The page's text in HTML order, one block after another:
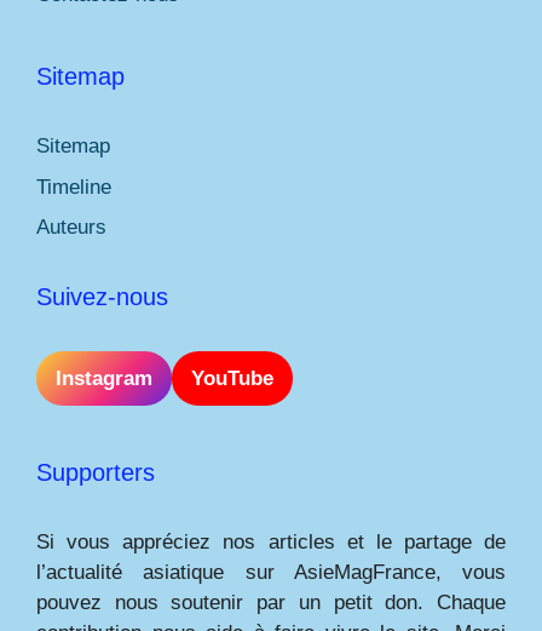
Sitemap
Sitemap
Timeline
Auteurs
Suivez-nous
Instagram YouTube
Supporters
Si vous appréciez nos articles et le partage de
l’actualité asiatique sur AsieMagFrance, vous
pouvez nous soutenir par un petit don. Chaque